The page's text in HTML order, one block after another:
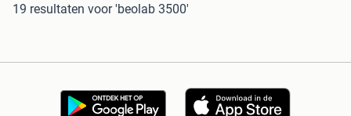
19 resultaten voor 'beolab 3500'